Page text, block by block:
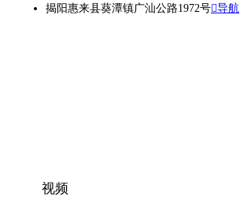
揭阳惠来县葵潭镇广汕公路1972号导航
视频